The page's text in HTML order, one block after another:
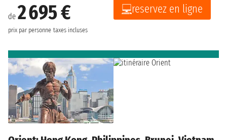
de 2 695 €
prix par personne taxes incluses
reservez en ligne